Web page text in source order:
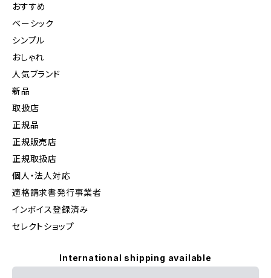
おすすめ
ベーシック
シンプル
おしゃれ
人気ブランド
新品
取扱店
正規品
正規販売店
正規取扱店
個人・法人対応
適格請求書発行事業者
インボイス登録済み
セレクトショップ
International shipping available